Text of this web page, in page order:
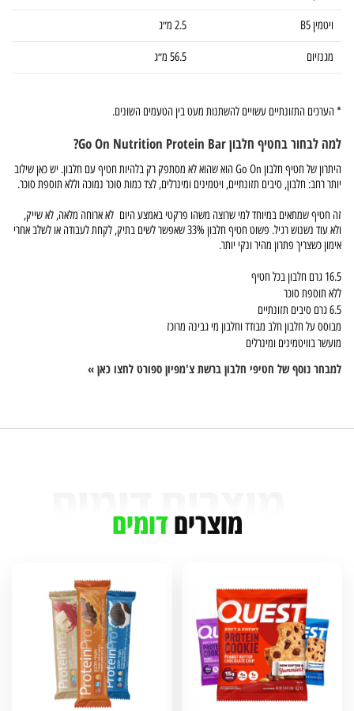
ויטמין B5 2.5 מ״ג
מגנזיום 56.5 מ״ג
* הערכים התזונתיים עשויים להשתנות מעט בין הטעמים השונים.
למה לבחור בחטיף חלבון Go On Nutrition Protein Bar?
היתרון של חטיף חלבון Go On הוא שהוא לא מסתפק רק בלהיות חטיף עם חלבון. יש כאן שילוב
יותר רחב: חלבון, סיבים תזונתיים, ויטמינים ומינרלים, לצד כמות סוכר נמוכה וללא תוספת סוכר.
זה חטיף שמתאים במיוחד למי שרוצה משהו פרקטי באמצע היום לא ארוחה מלאה, לא שייק,
ולא עוד נשנוש רגיל. פשוט חטיף חלבון 33% שאפשר לשים בתיק, לקחת לעבודה או לשלב אחרי
אימון כשצריך פתרון מהיר ונקי יותר.
16.5 גרם חלבון בכל חטיף
ללא תוספת סוכר
6.5 גרם סיבים תזונתיים
מבוסס על חלבון חלב מבודד וחלבון מי גבינה מרוכז
מועשר בוויטמינים ומינרלים
למבחר נוסף של חטיפי חלבון ברשת צ'מפיון ספורט לחצו כאן »
מוצריםדומים